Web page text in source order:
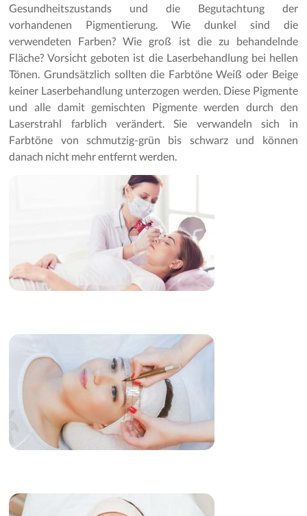
Gesundheitszustands und die Begutachtung der
vorhandenen Pigmentierung. Wie dunkel sind die
verwendeten Farben? Wie groß ist die zu behandelnde
Fläche? Vorsicht geboten ist die Laserbehandlung bei hellen
Tönen. Grundsätzlich sollten die Farbtöne Weiß oder Beige
keiner Laserbehandlung unterzogen werden. Diese Pigmente
und alle damit gemischten Pigmente werden durch den
Laserstrahl farblich verändert. Sie verwandeln sich in
Farbtöne von schmutzig-grün bis schwarz und können
danach nicht mehr entfernt werden.